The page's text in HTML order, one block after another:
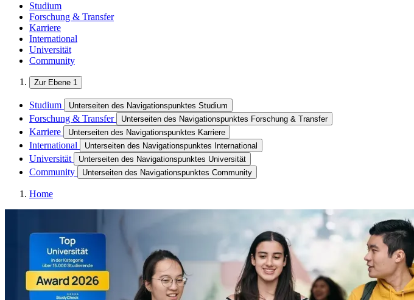
Studium
Forschung & Transfer
Karriere
International
Universität
Community
Zur Ebene 1
Studium Unterseiten des Navigationspunktes Studium
Forschung & Transfer Unterseiten des Navigationspunktes Forschung & Transfer
Karriere Unterseiten des Navigationspunktes Karriere
International Unterseiten des Navigationspunktes International
Universität Unterseiten des Navigationspunktes Universität
Community Unterseiten des Navigationspunktes Community
Home